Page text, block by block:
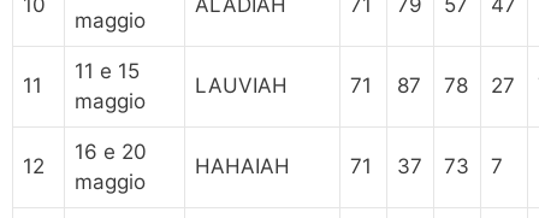
maggio
11
11 e 15
maggio
LAUVIAH 71 87 78 27
12
16 e 20
maggio
HAHAIAH 71 37 73 7